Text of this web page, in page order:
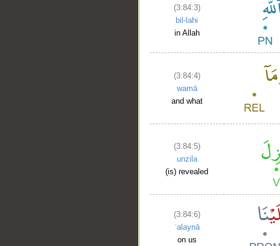
(3:84:3)
bil-lahi
in Allah
(3:84:4)
wamā
and what
(3:84:5)
unzila
(is) revealed
(3:84:6)
ʿalaynā
on us